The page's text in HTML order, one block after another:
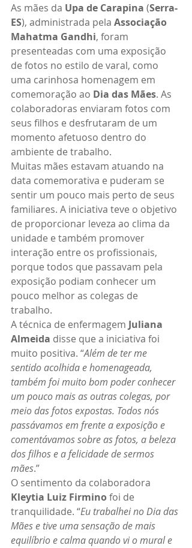
As mães da Upa de Carapina (Serra-
ES), administrada pela Associação
Mahatma Gandhi, foram
presenteadas com uma exposição
de fotos no estilo de varal, como
uma carinhosa homenagem em
comemoração ao Dia das Mães. As
colaboradoras enviaram fotos com
seus filhos e desfrutaram de um
momento afetuoso dentro do
ambiente de trabalho.
Muitas mães estavam atuando na
data comemorativa e puderam se
sentir um pouco mais perto de seus
familiares. A iniciativa teve o objetivo
de proporcionar leveza ao clima da
unidade e também promover
interação entre os profissionais,
porque todos que passavam pela
exposição podiam conhecer um
pouco melhor as colegas de
trabalho.
A técnica de enfermagem Juliana
Almeida disse que a iniciativa foi
muito positiva. “Além de ter me
sentido acolhida e homenageada,
também foi muito bom poder conhecer
um pouco mais as outras colegas, por
meio das fotos expostas. Todos nós
passávamos em frente a exposição e
comentávamos sobre as fotos, a beleza
dos filhos e a felicidade de sermos
mães.”
O sentimento da colaboradora
Kleytia Luiz Firmino foi de
tranquilidade. “Eu trabalhei no Dia das
Mães e tive uma sensação de mais
equilíbrio e calma quando vi o mural e